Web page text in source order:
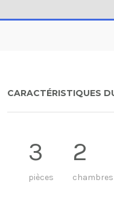
CARACTÉRISTIQUES
3
pièces
2
chambres